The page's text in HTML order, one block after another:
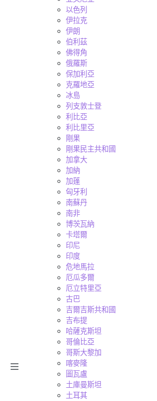
以色列
伊拉克
伊朗
伯利茲
佛得角
俄羅斯
保加利亞
克羅地亞
冰島
列支敦士登
利比亞
利比里亞
剛果
剛果民主共和國
加拿大
加納
加蓬
匈牙利
南蘇丹
南非
博茨瓦納
卡塔爾
印尼
印度
危地馬拉
厄瓜多爾
厄立特里亞
古巴
吉爾吉斯共和國
吉布提
哈薩克斯坦
哥倫比亞
哥斯大黎加
喀麥隆
圖瓦盧
土庫曼斯坦
土耳其